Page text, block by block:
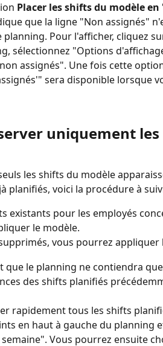
Placer les shifts du modèle
que la ligne "Non assignés"
planning. Pour l'afficher, cliquez
sélectionnez "Options
assignés". Une fois cette
sera disponible lorsque
uniquement
les shifts du modèle
planifiés, voici la procédure à
existants pour les employés
le modèle.
vous pourrez appliquer
que le planning ne contiendra
des shifts planifiés
rapidement tous les shifts
en haut à gauche du planning
Vous pourrez ensuite